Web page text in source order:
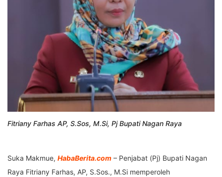
Fitriany Farhas AP, S.Sos, M.Si, Pj Bupati Nagan Raya
Suka Makmue, HabaBerita.com – Penjabat (Pj) Bupati Nagan
Raya Fitriany Farhas, AP, S.Sos., M.Si memperoleh